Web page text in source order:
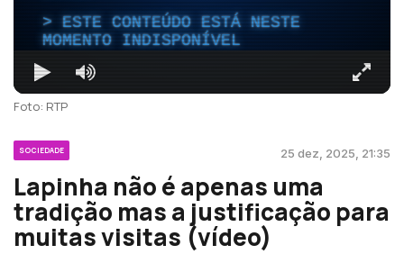
ESTE CONTEÚDO ESTÁ NESTE
MOMENTO INDISPONÍVEL
Foto: RTP
SOCIEDADE 25 dez, 2025, 21:35
Lapinha não é apenas uma
tradição mas a justificação para
muitas visitas (vídeo)